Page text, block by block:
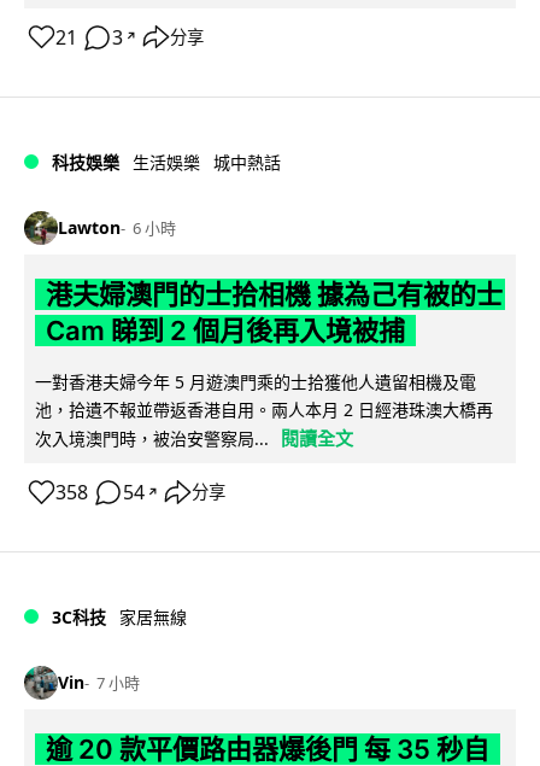
21 3 ↗ 分享
科技娛樂 生活娛樂 城中熱話
Lawton 6 小時
港夫婦澳門的士拾相機 據為己有被的士
Cam 睇到 2 個月後再入境被捕
一對香港夫婦今年 5 月遊澳門乘的士拾獲他人遺留相機及電
池，拾遺不報並帶返香港自用。兩人本月 2 日經港珠澳大橋再
次入境澳門時，被治安警察局...
閱讀全文
358 54 ↗ 分享
3C科技 家居無線
Vin 7 小時
逾 20 款平價路由器爆後門 每 35 秒自